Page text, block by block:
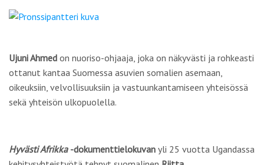
Ujuni Ahmed on nuoriso-ohjaaja, joka on näkyvästi ja rohkeasti
ottanut kantaa Suomessa asuvien somalien asemaan,
oikeuksiin, velvollisuuksiin ja vastuunkantamiseen yhteisössä
sekä yhteisön ulkopuolella.
Hyvästi Afrikka -dokumenttielokuvan yli 25 vuotta Ugandassa